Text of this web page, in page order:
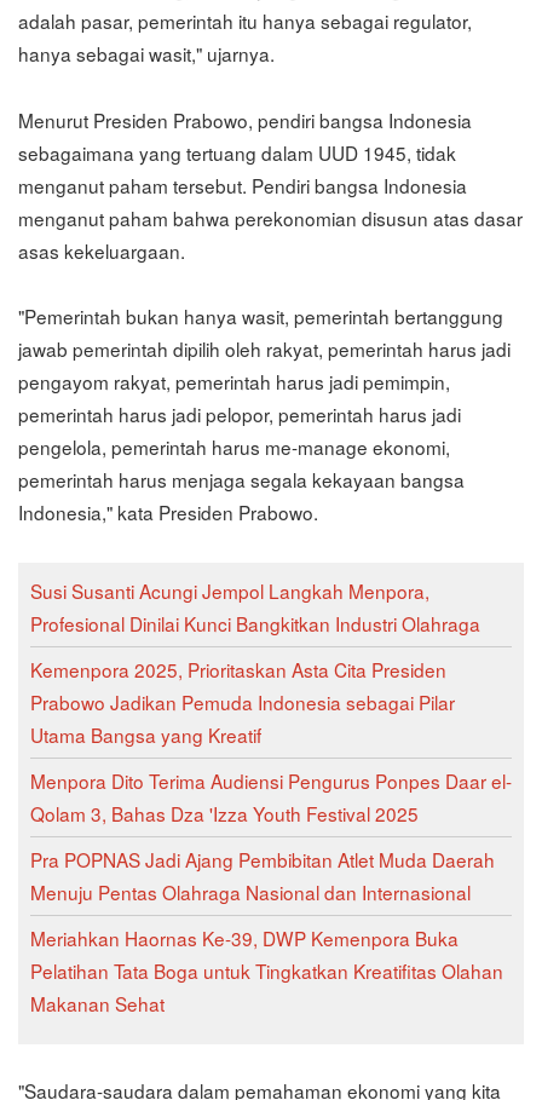
adalah pasar, pemerintah itu hanya sebagai regulator,
hanya sebagai wasit," ujarnya.
Menurut Presiden Prabowo, pendiri bangsa Indonesia
sebagaimana yang tertuang dalam UUD 1945, tidak
menganut paham tersebut. Pendiri bangsa Indonesia
menganut paham bahwa perekonomian disusun atas dasar
asas kekeluargaan.
"Pemerintah bukan hanya wasit, pemerintah bertanggung
jawab pemerintah dipilih oleh rakyat, pemerintah harus jadi
pengayom rakyat, pemerintah harus jadi pemimpin,
pemerintah harus jadi pelopor, pemerintah harus jadi
pengelola, pemerintah harus me-manage ekonomi,
pemerintah harus menjaga segala kekayaan bangsa
Indonesia," kata Presiden Prabowo.
Susi Susanti Acungi Jempol Langkah Menpora,
Profesional Dinilai Kunci Bangkitkan Industri Olahraga
Kemenpora 2025, Prioritaskan Asta Cita Presiden
Prabowo Jadikan Pemuda Indonesia sebagai Pilar
Utama Bangsa yang Kreatif
Menpora Dito Terima Audiensi Pengurus Ponpes Daar el-
Qolam 3, Bahas Dza 'Izza Youth Festival 2025
Pra POPNAS Jadi Ajang Pembibitan Atlet Muda Daerah
Menuju Pentas Olahraga Nasional dan Internasional
Meriahkan Haornas Ke-39, DWP Kemenpora Buka
Pelatihan Tata Boga untuk Tingkatkan Kreatifitas Olahan
Makanan Sehat
"Saudara-saudara dalam pemahaman ekonomi yang kita